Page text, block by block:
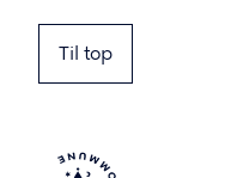
Til top